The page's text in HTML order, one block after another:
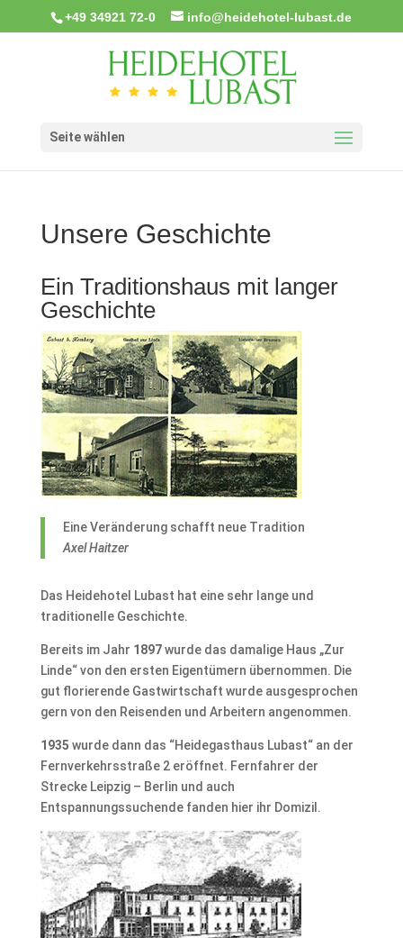
+49 34921 72-0 info@heidehotel-lubast.de
Seite wählen
Unsere Geschichte
Ein Traditionshaus mit langer
Geschichte
Eine Veränderung schafft neue Tradition
Axel Haitzer
Das Heidehotel Lubast hat eine sehr lange und
traditionelle Geschichte.
Bereits im Jahr 1897wurde das damalige Haus „Zur
Linde“ von den ersten Eigentümern übernommen. Die
gut florierende Gastwirtschaft wurde ausgesprochen
gern von den Reisenden und Arbeitern angenommen.
1935 wurde dann das “Heidegasthaus Lubast“ an der
Fernverkehrsstraße 2 eröffnet. Fernfahrer der
Strecke Leipzig – Berlin und auch
Entspannungssuchende fanden hier ihr Domizil.